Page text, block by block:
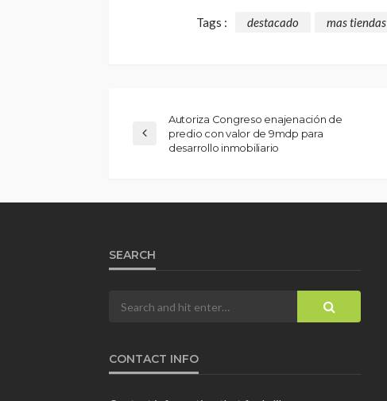
Tags : destacado mas tiendas
Autoriza Congreso enajenación de
predio con valor de 9mdp para
desarrollo inmobiliario
SEARCH
CONTACT INFO